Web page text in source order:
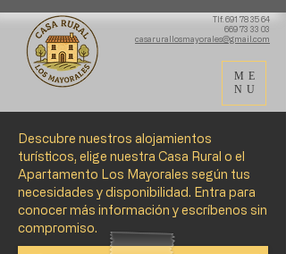
Tlf. 691 78 35 64
669 73 33 03
casarurallosmayorales@gmail.com
ME
NU
Descubre nuestros alojamientos
turísticos, elige nuestra Casa Rural o el
Apartamento Los Mayorales según tus
necesidades y disponibilidad. Entra para
conocer más información y escríbenos sin
compromiso.